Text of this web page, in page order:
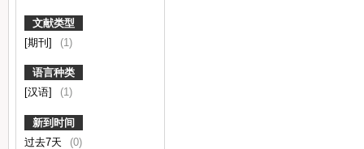
文献类型
[期刊]
(1)
语言种类
[汉语]
(1)
新到时间
过去7天
(0)